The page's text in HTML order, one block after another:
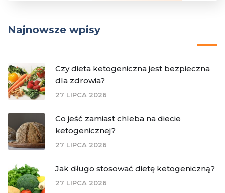
Najnowsze wpisy
Czy dieta ketogeniczna jest bezpieczna
dla zdrowia?
27 LIPCA 2026
Co jeść zamiast chleba na diecie
ketogenicznej?
27 LIPCA 2026
Jak długo stosować dietę ketogeniczną?
27 LIPCA 2026